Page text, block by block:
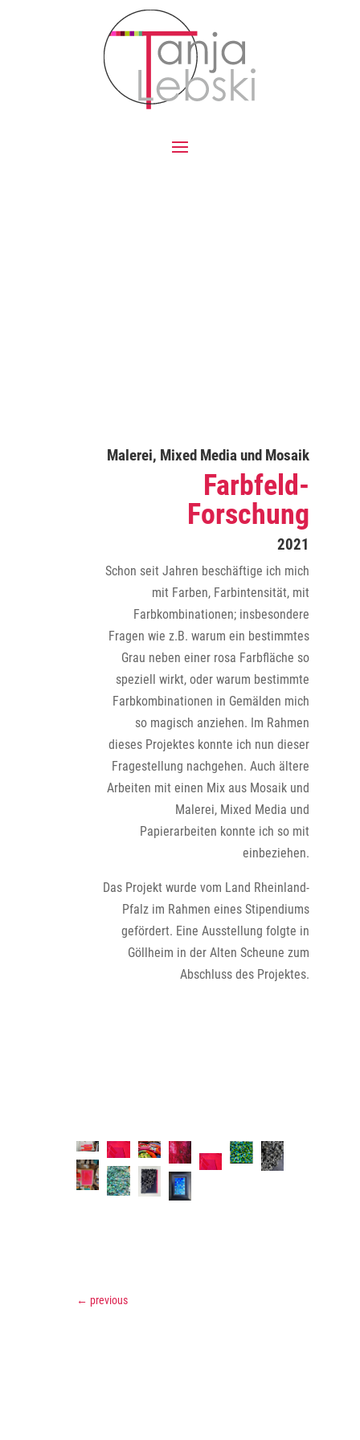
Malerei, Mixed Media und Mosaik
Farbfeld-
Forschung
2021
Schon seit Jahren beschäftige ich mich
mit Farben, Farbintensität, mit
Farbkombinationen; insbesondere
Fragen wie z.B. warum ein bestimmtes
Grau neben einer rosa Farbfläche so
speziell wirkt, oder warum bestimmte
Farbkombinationen in Gemälden mich
so magisch anziehen. Im Rahmen
dieses Projektes konnte ich nun dieser
Fragestellung nachgehen. Auch ältere
Arbeiten mit einen Mix aus Mosaik und
Malerei, Mixed Media und
Papierarbeiten konnte ich so mit
einbeziehen.
Das Projekt wurde vom Land Rheinland-
Pfalz im Rahmen eines Stipendiums
gefördert. Eine Ausstellung folgte in
Göllheim in der Alten Scheune zum
Abschluss des Projektes.
← previous